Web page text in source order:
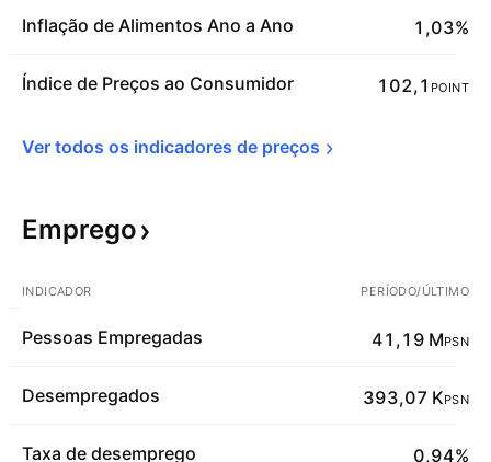
Inflação de Alimentos Ano a Ano 1,03%
Índice de Preços ao Consumidor 102,1 POINT
Ver todos os indicadores de preços
Emprego
INDICADOR PERÍODO/ÚLTIMO
Pessoas Empregadas 41,19 MPSN
Desempregados 393,07 KPSN
Taxa de desemprego 0,94%